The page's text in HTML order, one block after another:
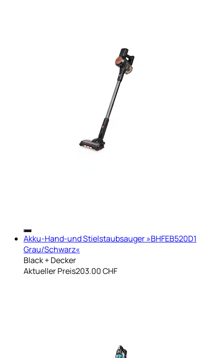
Akku-Hand-und Stielstaubsauger »BHFEB520D1
Grau/Schwarz«
Black + Decker
Aktueller Preis203.00 CHF